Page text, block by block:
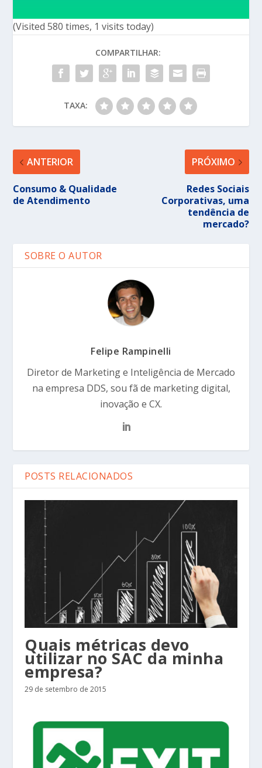
(Visited 580 times, 1 visits today)
COMPARTILHAR:
TAXA:
ANTERIOR
Consumo & Qualidade
de Atendimento
PRÓXIMO
Redes Sociais
Corporativas, uma
tendência de
mercado?
SOBRE O AUTOR
Felipe Rampinelli
Diretor de Marketing e Inteligência de Mercado
na empresa DDS, sou fã de marketing digital,
inovação e CX.
POSTS RELACIONADOS
Quais métricas devo
utilizar no SAC da minha
empresa?
29 de setembro de 2015